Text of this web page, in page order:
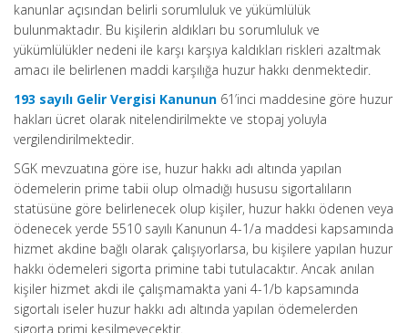
kanunlar açısından belirli sorumluluk ve yükümlülük
bulunmaktadır. Bu kişilerin aldıkları bu sorumluluk ve
yükümlülükler nedeni ile karşı karşıya kaldıkları riskleri azaltmak
amacı ile belirlenen maddi karşılığa huzur hakkı denmektedir.
193 sayılı Gelir Vergisi Kanunun 61’inci maddesine göre huzur
hakları ücret olarak nitelendirilmekte ve stopaj yoluyla
vergilendirilmektedir.
SGK mevzuatına göre ise, huzur hakkı adı altında yapılan
ödemelerin prime tabii olup olmadığı hususu sigortalıların
statüsüne göre belirlenecek olup kişiler, huzur hakkı ödenen veya
ödenecek yerde 5510 sayılı Kanunun 4-1/a maddesi kapsamında
hizmet akdine bağlı olarak çalışıyorlarsa, bu kişilere yapılan huzur
hakkı ödemeleri sigorta primine tabi tutulacaktır. Ancak anılan
kişiler hizmet akdi ile çalışmamakta yani 4-1/b kapsamında
sigortalı iseler huzur hakkı adı altında yapılan ödemelerden
sigorta primi kesilmeyecektir.